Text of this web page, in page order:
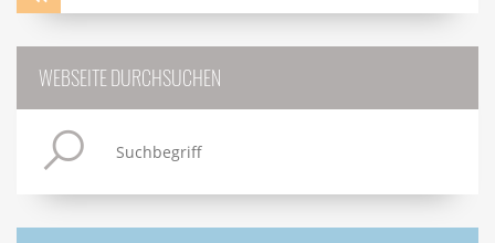
WEBSEITE DURCHSUCHEN